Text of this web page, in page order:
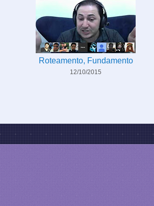
Roteamento, Fundamento
12/10/2015